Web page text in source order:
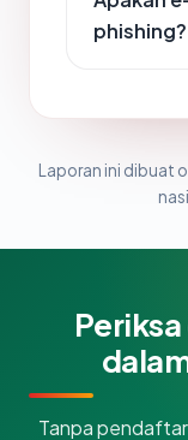
phishing?
Laporan ini dibuat
Tanpa